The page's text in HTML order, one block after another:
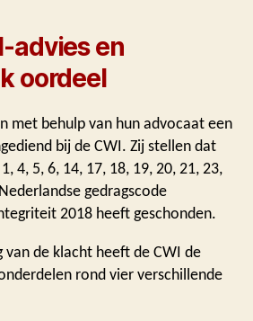
advies en
oordeel
met behulp van hun advocaat een
bij de CWI. Zij stellen dat
4, 5, 6, 14, 17, 18, 19, 20, 21, 23,
gedragscode
2018 heeft geschonden.
de klacht heeft de CWI de
rond vier verschillende